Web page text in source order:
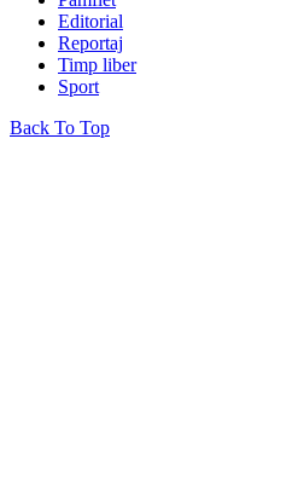
Editorial
Reportaj
Timp liber
Sport
Back To Top